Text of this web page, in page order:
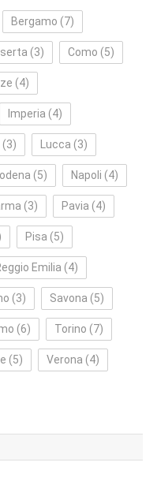
Bergamo (7)
(3) Como (5)
(4)
Imperia (4)
(3) Lucca (3)
(5) Napoli (4)
(3) Pavia (4)
Pisa (5)
Emilia (4)
(3) Savona (5)
(6) Torino (7)
(5) Verona (4)